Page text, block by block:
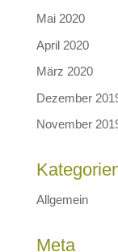
Mai 2020
April 2020
März 2020
Dezember
November
Allgemein
Meta